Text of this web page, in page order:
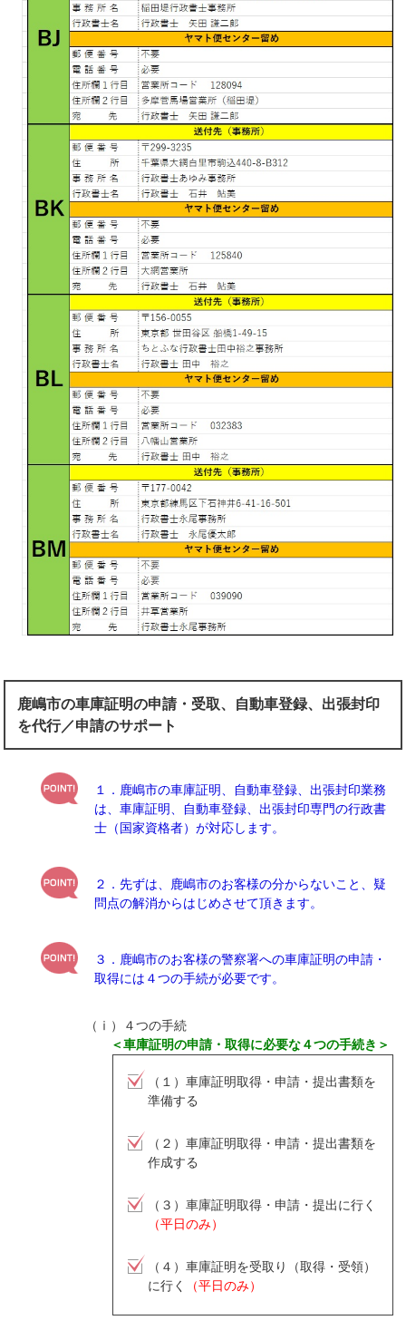
鹿嶋市の車庫証明の申請・受取、自動車登録、出張封印
を代行／申請のサポート
１．鹿嶋市の車庫証明、自動車登録、出張封印業務
は、車庫証明、自動車登録、出張封印専門の行政書
士（国家資格者）が対応します。
２．先ずは、鹿嶋市のお客様の分からないこと、疑
問点の解消からはじめさせて頂きます。
３．鹿嶋市のお客様の警察署への車庫証明の申請・
取得には４つの手続が必要です。
（ⅰ）４つの手続
＜車庫証明の申請・取得に必要な４つの手続き＞
（１）車庫証明取得・申請・提出書類を
準備する
（２）車庫証明取得・申請・提出書類を
作成する
（３）車庫証明取得・申請・提出に行く
（平日のみ）
（４）車庫証明を受取り（取得・受領）
に行く
（平日のみ）